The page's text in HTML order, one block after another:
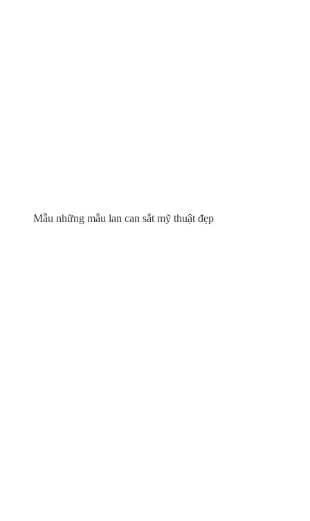
Mẫu những mẫu lan can sắt mỹ thuật đẹp